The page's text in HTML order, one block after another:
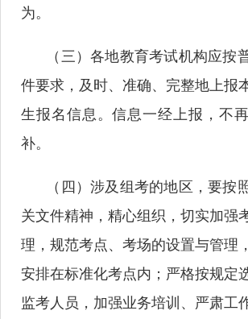
为。
（三）各地教育考试机构应按
件要求，及时、准确、完整地上报
生报名信息。信息一经上报，不
补。
（四）涉及组考的地区，要按
关文件精神，精心组织，切实加强
理，规范考点、考场的设置与管理
安排在标准化考点内；严格按规定
监考人员，加强业务培训、严肃工